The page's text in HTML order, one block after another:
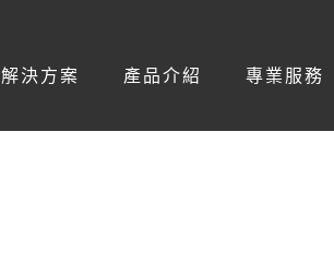
解決方案 產品介紹 專業服務